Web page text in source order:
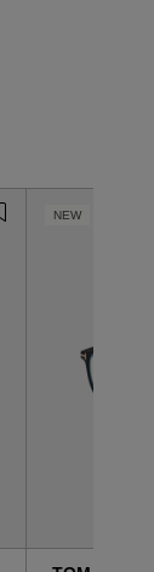
NEW